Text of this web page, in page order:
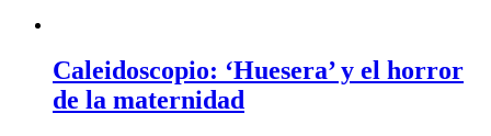
Caleidoscopio: ‘Huesera’ y el horror
de la maternidad